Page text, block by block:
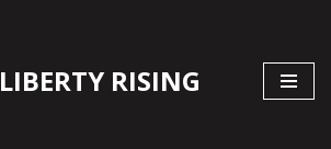
LIBERTY RISING